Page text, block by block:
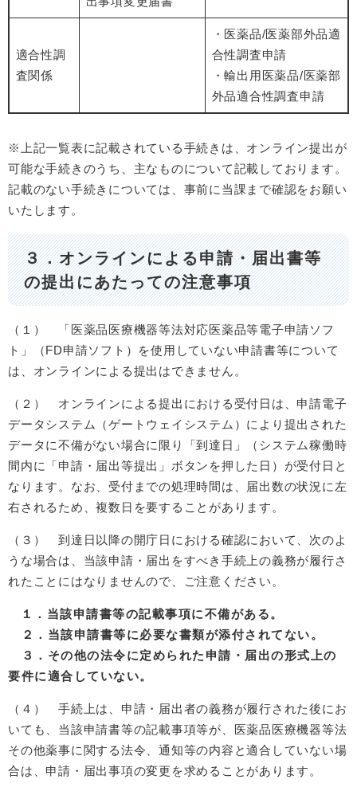
適合性調
査関係
・医薬品/医薬部外品適
合性調査申請
・輸出用医薬品/医薬部
外品適合性調査申請
※上記一覧表に記載されている手続きは、オンライン提出が
可能な手続きのうち、主なものについて記載しております。
記載のない手続きについては、事前に当課まで確認をお願い
いたします。
３．オンラインによる申請・届出書等
の提出にあたっての注意事項
（１） 「医薬品医療機器等法対応医薬品等電子申請ソフ
ト」（FD申請ソフト）を使用していない申請書等について
は、オンラインによる提出はできません。
（２） オンラインによる提出における受付日は、申請電子
データシステム（ゲートウェイシステム）により提出された
データに不備がない場合に限り「到達日」（システム稼働時
間内に「申請・届出等提出」ボタンを押した日）が受付日と
なります。なお、受付までの処理時間は、届出数の状況に左
右されるため、複数日を要することがあります。
（３） 到達日以降の開庁日における確認において、次のよ
うな場合は、当該申請・届出をすべき手続上の義務が履行さ
れたことにはなりませんので、ご注意ください。
１．当該申請書等の記載事項に不備がある。
２．当該申請書等に必要な書類が添付されてない。
３．その他の法令に定められた申請・届出の形式上の
要件に適合していない。
（４） 手続上は、申請・届出者の義務が履行された後にお
いても、当該申請書等の記載事項等が、医薬品医療機器等法
その他薬事に関する法令、通知等の内容と適合していない場
合は、申請・届出事項の変更を求めることがあります。